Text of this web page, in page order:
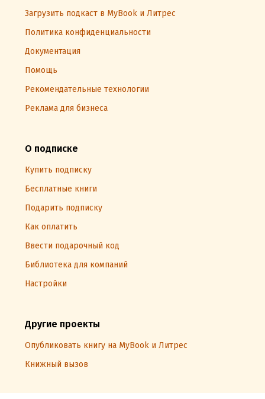
Загрузить подкаст в MyBook и Литрес
Политика конфиденциальности
Документация
Помощь
Рекомендательные технологии
Реклама для бизнеса
О подписке
Купить подписку
Бесплатные книги
Подарить подписку
Как оплатить
Ввести подарочный код
Библиотека для компаний
Настройки
Другие проекты
Опубликовать книгу на MyBook и Литрес
Книжный вызов